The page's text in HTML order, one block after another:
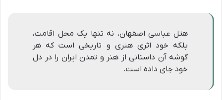
هتل عباسی اصفهان، نه تنها یک محل اقامت،
بلکه خود اثری هنری و تاریخی است که هر
گوشه آن داستانی از هنر و تمدن ایران را در دل
خود جای داده است.